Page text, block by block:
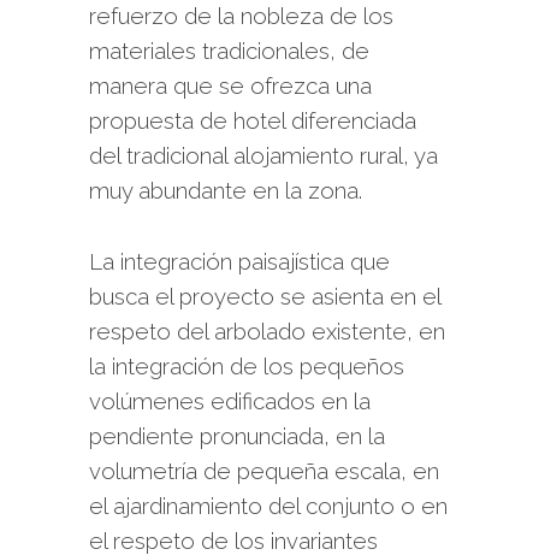
refuerzo de la nobleza de los
materiales tradicionales, de
manera que se ofrezca una
propuesta de hotel diferenciada
del tradicional alojamiento rural, ya
muy abundante en la zona.
La integración paisajística que
busca el proyecto se asienta en el
respeto del arbolado existente, en
la integración de los pequeños
volúmenes edificados en la
pendiente pronunciada, en la
volumetría de pequeña escala, en
el ajardinamiento del conjunto o en
el respeto de los invariantes